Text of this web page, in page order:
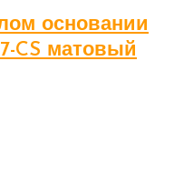
основании
CS матовый